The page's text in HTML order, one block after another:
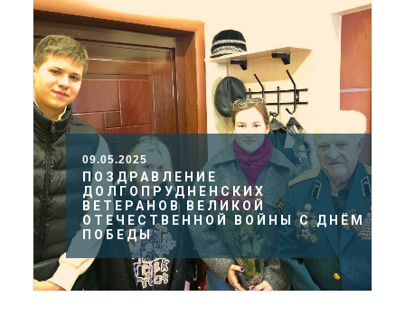
09.05.2025
ПОЗДРАВЛЕНИЕ
ДОЛГОПРУДНЕНСКИХ
ВЕТЕРАНОВ ВЕЛИКОЙ
ОТЕЧЕСТВЕННОЙ ВОЙНЫ С ДНЁМ
ПОБЕДЫ